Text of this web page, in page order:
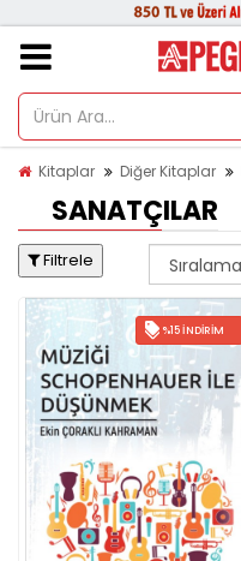
Kitaplar Diğer Kitaplar
SANATÇILAR
Filtrele
%15 İNDIRIM